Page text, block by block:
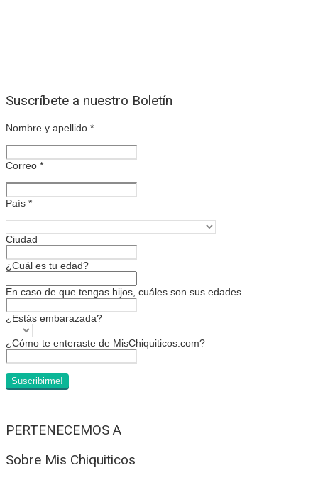
Suscríbete a nuestro Boletín
Nombre y apellido *
Correo *
País *
Ciudad
¿Cuál es tu edad?
En caso de que tengas hijos, cuáles son sus edades
¿Estás embarazada?
¿Cómo te enteraste de MisChiquiticos.com?
PERTENECEMOS A
Sobre Mis Chiquiticos